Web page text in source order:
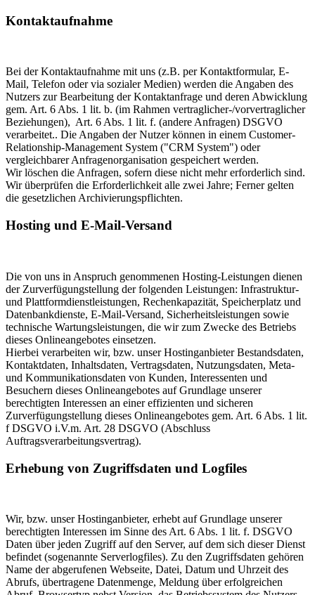
Kontaktaufnahme
Bei der Kontaktaufnahme mit uns (z.B. per Kontaktformular, E-
Mail, Telefon oder via sozialer Medien) werden die Angaben des
Nutzers zur Bearbeitung der Kontaktanfrage und deren Abwicklung
gem. Art. 6 Abs. 1 lit. b. (im Rahmen vertraglicher-/vorvertraglicher
Beziehungen), Art. 6 Abs. 1 lit. f. (andere Anfragen) DSGVO
verarbeitet.. Die Angaben der Nutzer können in einem Customer-
Relationship-Management System ("CRM System") oder
vergleichbarer Anfragenorganisation gespeichert werden.
Wir löschen die Anfragen, sofern diese nicht mehr erforderlich sind.
Wir überprüfen die Erforderlichkeit alle zwei Jahre; Ferner gelten
die gesetzlichen Archivierungspflichten.
Hosting und E-Mail-Versand
Die von uns in Anspruch genommenen Hosting-Leistungen dienen
der Zurverfügungstellung der folgenden Leistungen: Infrastruktur-
und Plattformdienstleistungen, Rechenkapazität, Speicherplatz und
Datenbankdienste, E-Mail-Versand, Sicherheitsleistungen sowie
technische Wartungsleistungen, die wir zum Zwecke des Betriebs
dieses Onlineangebotes einsetzen.
Hierbei verarbeiten wir, bzw. unser Hostinganbieter Bestandsdaten,
Kontaktdaten, Inhaltsdaten, Vertragsdaten, Nutzungsdaten, Meta-
und Kommunikationsdaten von Kunden, Interessenten und
Besuchern dieses Onlineangebotes auf Grundlage unserer
berechtigten Interessen an einer effizienten und sicheren
Zurverfügungstellung dieses Onlineangebotes gem. Art. 6 Abs. 1 lit.
f DSGVO i.V.m. Art. 28 DSGVO (Abschluss
Auftragsverarbeitungsvertrag).
Erhebung von Zugriffsdaten und Logfiles
Wir, bzw. unser Hostinganbieter, erhebt auf Grundlage unserer
berechtigten Interessen im Sinne des Art. 6 Abs. 1 lit. f. DSGVO
Daten über jeden Zugriff auf den Server, auf dem sich dieser Dienst
befindet (sogenannte Serverlogfiles). Zu den Zugriffsdaten gehören
Name der abgerufenen Webseite, Datei, Datum und Uhrzeit des
Abrufs, übertragene Datenmenge, Meldung über erfolgreichen